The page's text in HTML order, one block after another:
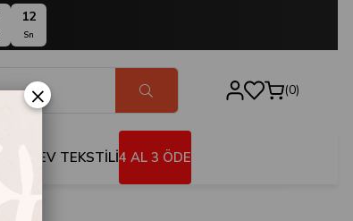
11
Sn
0
EV TEKSTİLİ4 AL 3 ÖDE
×